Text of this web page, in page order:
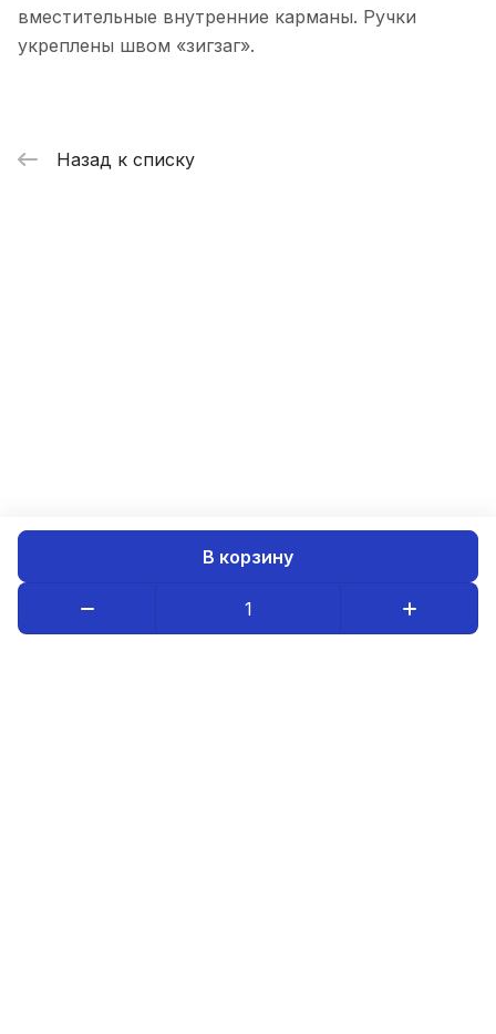
В корзину
вместительные внутренние карманы. Ручки
укреплены швом «зигзаг».
Назад к списку